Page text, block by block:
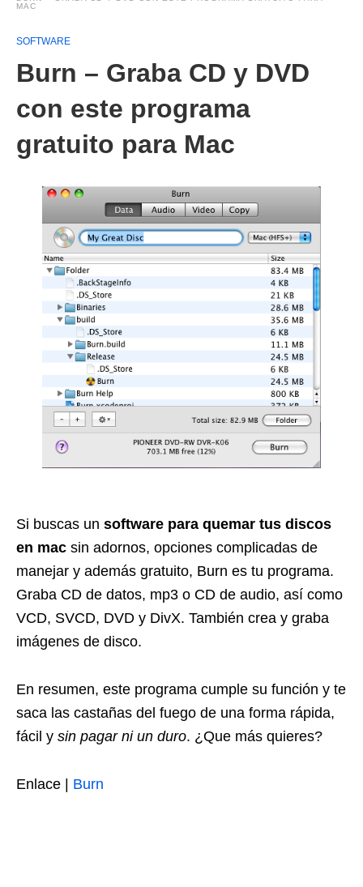
MAC
SOFTWARE
Burn – Graba CD y DVD
con este programa
gratuito para Mac
Si buscas un software para quemar tus discos
en mac sin adornos, opciones complicadas de
manejar y además gratuito, Burn es tu programa.
Graba CD de datos, mp3 o CD de audio, así como
VCD, SVCD, DVD y DivX. También crea y graba
imágenes de disco.
En resumen, este programa cumple su función y te
saca las castañas del fuego de una forma rápida,
fácil y sin pagar ni un duro. ¿Que más quieres?
Enlace | Burn